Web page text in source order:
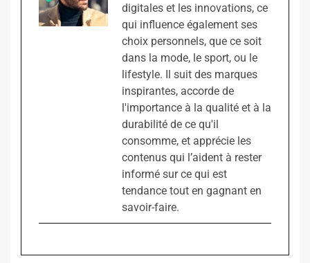
digitales et les innovations, ce
qui influence également ses
choix personnels, que ce soit
dans la mode, le sport, ou le
lifestyle. Il suit des marques
inspirantes, accorde de
l'importance à la qualité et à la
durabilité de ce qu'il
consomme, et apprécie les
contenus qui l’aident à rester
informé sur ce qui est
tendance tout en gagnant en
savoir-faire.